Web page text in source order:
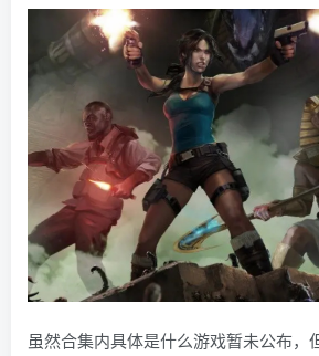
虽然合集内具体是什么游戏暂未公布，